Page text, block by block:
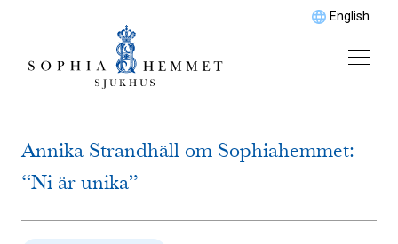
English
Annika Strandhäll om Sophiahemmet:
“Ni är unika”